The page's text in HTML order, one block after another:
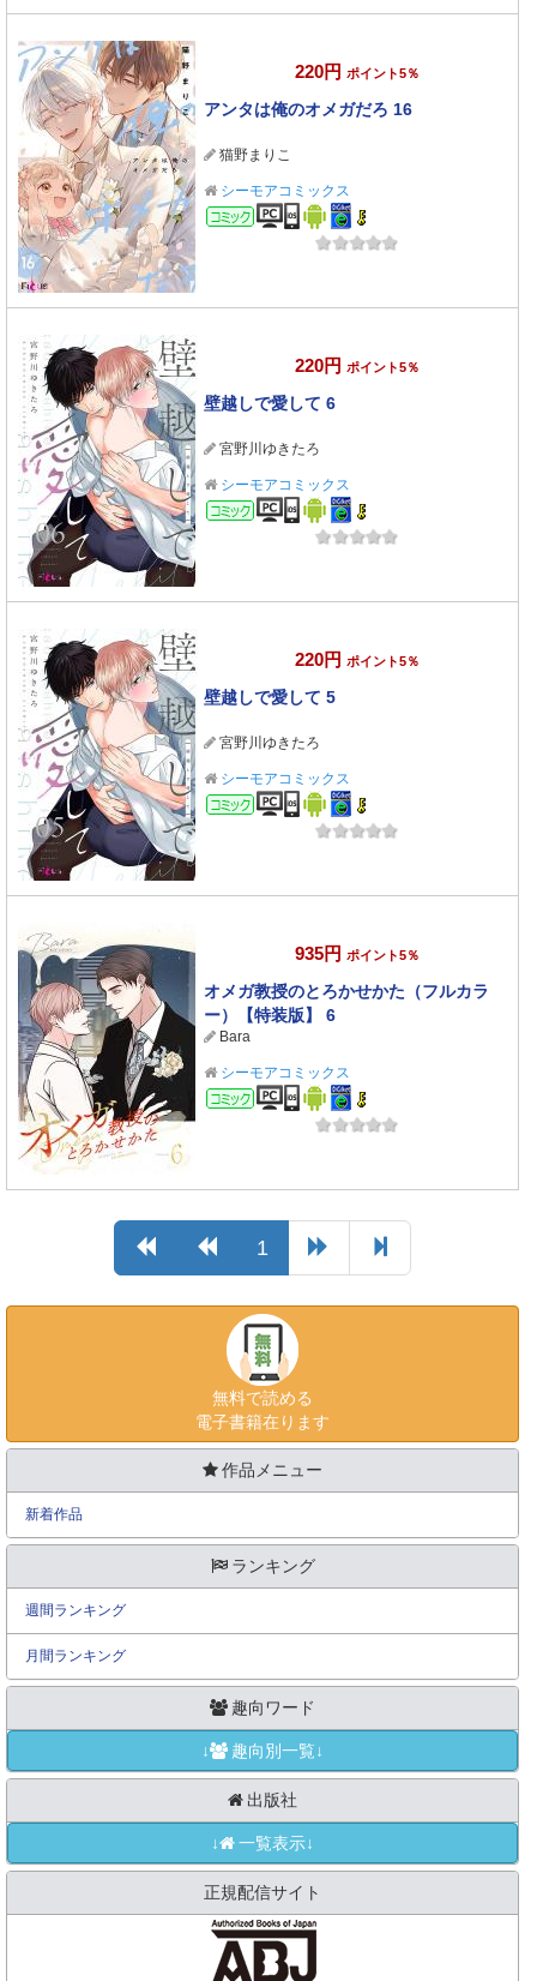
220円 ポイント5％
アンタは俺のオメガだろ 16
猫野まりこ
シーモアコミックス
コミック
220円 ポイント5％
壁越しで愛して 6
宮野川ゆきたろ
シーモアコミックス
コミック
220円 ポイント5％
壁越しで愛して 5
宮野川ゆきたろ
シーモアコミックス
コミック
935円 ポイント5％
オメガ教授のとろかせかた（フルカラ
ー）【特装版】 6
Bara
シーモアコミックス
コミック
1
無料で読める
電子書籍在ります
作品メニュー
新着作品
ランキング
週間ランキング
月間ランキング
趣向ワード
↓ 趣向別一覧↓
出版社
↓ 一覧表示↓
正規配信サイト